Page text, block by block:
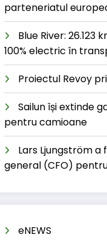
parteneriatul
Blue River: 26.123
100% electric în
Proiectul Revoy
Sailun își extinde
pentru camioane
Lars Ljungström
general (CFO)
eNEWS